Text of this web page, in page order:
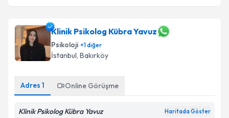
Klinik Psikolog Kübra Yavuz
Psikoloji +1diğer
İstanbul, Bakırköy
Adres 1 Online Görüşme
Klinik Psikolog Kübra Yavuz Haritada Göster